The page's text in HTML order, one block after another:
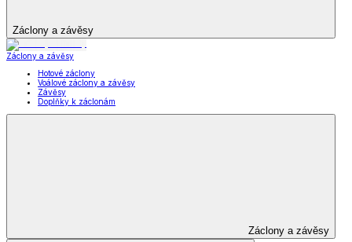
Záclony a závěsy
Záclony a závěsy
Hotové záclony
Voálové záclony a závěsy
Závěsy
Doplňky k záclonám
Záclony a závěsy